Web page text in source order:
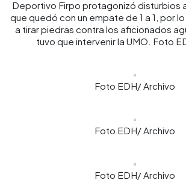
Deportivo Firpo protagonizó disturbios
que quedó con un empate de 1 a 1, por
a tirar piedras contra los aficionados
tuvo que intervenir la UMO. Foto
Foto EDH/ Archivo
Foto EDH/ Archivo
Foto EDH/ Archivo